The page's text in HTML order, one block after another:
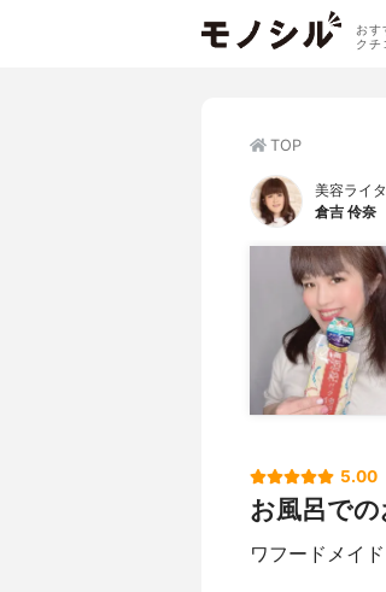
おす
クチ
TOP
美容ライ
倉吉 伶奈
5.00
お風呂での
ワフードメイ